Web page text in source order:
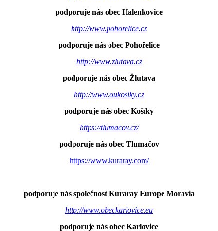
podporuje nás obec Halenkovice
http://www.pohorelice.cz
podporuje nás obec Pohořelice
http://www.zlutava.cz
podporuje nás obec Žlutava
http://www.oukosiky.cz
podporuje nás obec Košíky
https://tlumacov.cz/
podporuje nás obec Tlumačov
https://www.kuraray.com/
podporuje nás společnost Kuraray Europe Moravia
http://www.obeckarlovice.eu
podporuje nás obec Karlovice